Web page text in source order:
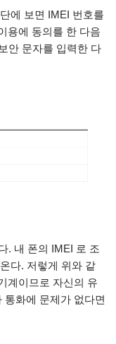
에 보면 IMEI 번호를
용에 동의를 한 다음
안 문자를 입력한 다
. 내 폰의 IMEI 로 조
다. 저렇게 위와 같
계이므로 자신의 유
통화에 문제가 없다면